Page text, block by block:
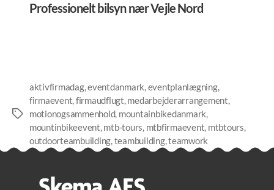
Professionelt bilsyn nær Vejle Nord
Tags
aktivfirmadag,eventdanmark,eventplanlægning,
firmaevent,firmaudflugt,medarbejderarrangement,
motionogsammenhold, mountainbikedanmark,
mountinbikeevent,mtb-tours, mtbfirmaevent, mtbtours,
outdoorteambuilding,teambuilding,teamwork